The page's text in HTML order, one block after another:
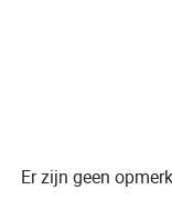
Er zijn geen